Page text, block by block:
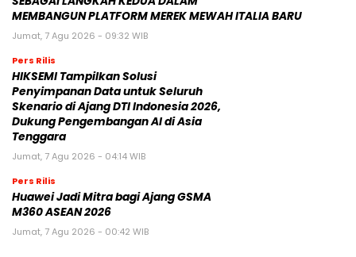
MEMBANGUN PLATFORM MEREK MEWAH ITALIA BARU
Jumat, 7 Agu 2026 - 09:32 WIB
Pers Rilis
HIKSEMI Tampilkan Solusi
Penyimpanan Data untuk Seluruh
Skenario di Ajang DTI Indonesia 2026,
Dukung Pengembangan AI di Asia
Tenggara
Jumat, 7 Agu 2026 - 04:14 WIB
Pers Rilis
Huawei Jadi Mitra bagi Ajang GSMA
M360 ASEAN 2026
Jumat, 7 Agu 2026 - 00:42 WIB